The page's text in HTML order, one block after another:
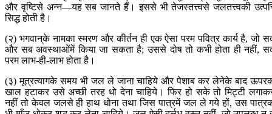
और वृष्टिसे अन्न—यह सब जानते हैं। इससे भी तेजस्तत्त्वसे जलतत्त्वकी
सिद्ध होती है।
(२) भगवान‍्के नामका स्मरण और कीर्तन ही एक ऐसा परम पवित्र कार्य है, जो
और सब अवस्थाओंमें किया जा सकता है; उससे दोष तो कभी होता ही नहीं,
परम लाभ-ही-लाभ होता है।
(३) मूत्रत्यागके समय भी जल ले जाना चाहिये और पेशाब कर लेनेके बाद
खाल हटाकर उसे अच्छी तरह धो देना चाहिये। फिर हो सके तो मिट्टी
नहीं तो केवल जलसे ही हाथ धोना तथा जिस पात्रमें जल ले गये हों, उस